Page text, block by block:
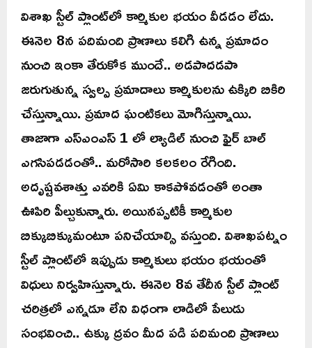
విశాఖ స్టీల్ ప్లాంట్‌లో కార్మికుల భయం వీడడం లేదు.
ఈనెల 8న పదిమంది ప్రాణాలు కలిగి ఉన్న ప్రమాదం
నుంచి ఇంకా తేరుకోక ముందే.. అడపాదడపా
జరుగుతున్న స్వల్ప ప్రమాదాలు కార్మికులను ఉక్కిరి బికిరి
చేస్తున్నాయి. ప్రమాద ఘంటికలు మోగిస్తున్నాయి.
తాజాగా ఎస్ఎంఎస్ 1 లో ల్యాడిల్ నుంచి ఫైర్ బాల్
ఎగసిపడడంతో.. మరోసారి కలకలం రేగింది.
అదృష్టవశాత్తు ఎవరికి ఏమి కాకపోవడంతో అంతా
ఊపిరి పీల్చుకున్నారు. అయినప్పటికీ కార్మికుల
బిక్కుబిక్కుమంటూ పనిచేయాల్సి వస్తుంది. విశాఖపట్నం
స్టీల్ ప్లాంట్‌లో ఇప్పుడు కార్మికులు భయం భయంతో
విధులు నిర్వహిస్తున్నారు. ఈనెల 8వ తేదీన స్టీల్ ప్లాంట్
చరిత్రలో ఎన్నడూ లేని విధంగా లాడిలో పేలుడు
సంభవించి.. ఉక్కు ద్రవం మీద పడి పదిమంది ప్రాణాలు